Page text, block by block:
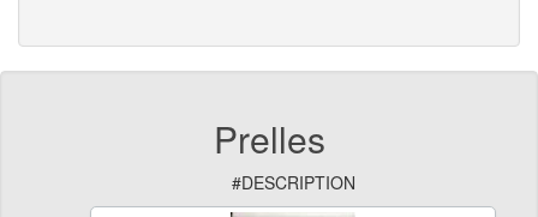
Prelles
#DESCRIPTION